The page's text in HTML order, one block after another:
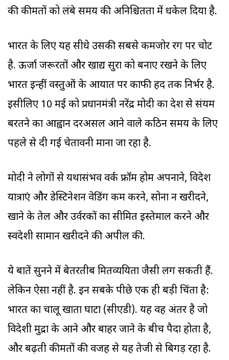
की कीमतों को लंबे समय की अनिश्चितता में धकेल दिया है.
भारत के लिए यह सीधे उसकी सबसे कमजोर रग पर चोट
है. ऊर्जा जरूरतों और खाद्य सुरक्षा को बनाए रखने के लिए
भारत इन्हीं वस्तुओं के आयात पर काफी हद तक निर्भर है.
इसीलिए 10 मई को प्रधानमंत्री नरेंद्र मोदी का देश से संयम
बरतने का आह्वान दरअसल आने वाले कठिन समय के लिए
पहले से दी गई चेतावनी माना जा रहा है.
मोदी ने लोगों से यथासंभव वर्क फ्रॉम होम अपनाने, विदेश
यात्राएं और डेस्टिनेशन वेडिंग कम करने, सोना न खरीदने,
खाने के तेल और उर्वरकों का सीमित इस्तेमाल करने और
स्वदेशी सामान खरीदने की अपील की.
ये बातें सुनने में बेतरतीब मितव्ययिता जैसी लग सकती हैं.
लेकिन ऐसा नहीं है. इन सबके पीछे एक ही बड़ी चिंता है:
भारत का चालू खाता घाटा (सीएडी). यह वह अंतर है जो
विदेशी मुद्रा के आने और बाहर जाने के बीच पैदा होता है,
और बढ़ती कीमतों की वजह से यह तेजी से बिगड़ रहा है.